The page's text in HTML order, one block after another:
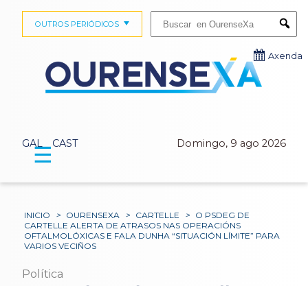
GAL CAST Domingo, 9 ago 2026
OUTROS PERIÓDICOS
Axenda
☰
INICIO > OURENSEXA > CARTELLE > O PSDEG DE
CARTELLE ALERTA DE ATRASOS NAS OPERACIÓNS
OFTALMOLÓXICAS E FALA DUNHA “SITUACIÓN LÍMITE” PARA
VARIOS VECIÑOS
Política